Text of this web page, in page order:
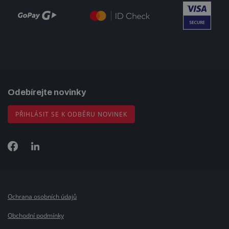
Odebírejte novinky
PŘIHLÁSIT SE K ODBĚRU NOVINEK
Ochrana osobních údajů
Obchodní podmínky